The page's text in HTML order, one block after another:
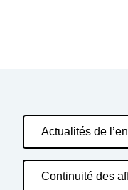
Actualités de
Continuité des